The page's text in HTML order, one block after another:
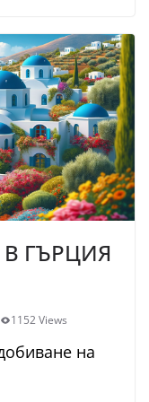
ГЪРЦИЯ
1152 Views
на